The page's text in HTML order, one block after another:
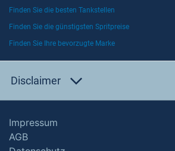
Finden Sie die besten Tankstellen
Finden Sie die günstigsten Spritpreise
Finden Sie Ihre bevorzugte Marke
Disclaimer
Impressum
AGB